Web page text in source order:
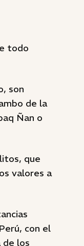
todo
son
de la
Ñan o
que
valores a
con el
de los